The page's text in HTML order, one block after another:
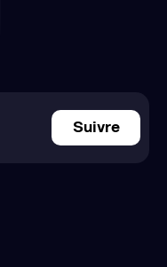
Suivre